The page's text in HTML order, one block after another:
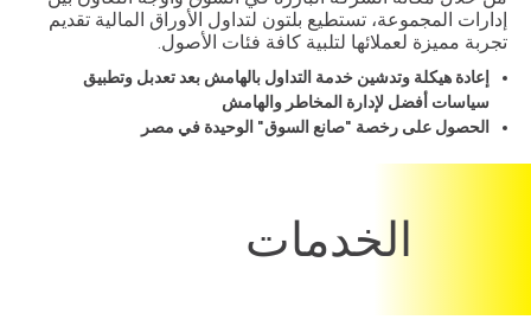
إدارات المجموعة، تستطيع بلتون لتداول الأوراق المالية تقديم
تجربة مميزة لعملائها لتلبية كافة فئات الأصول.
إعادة هيكلة وتدشين خدمة التداول بالهامش بعد تعدبل وتطبيق
سياسات أفضل لإدارة المخاطر والهامش
الحصول على رخصة "صانع السوق" الوحيدة في مصر
الخدمات